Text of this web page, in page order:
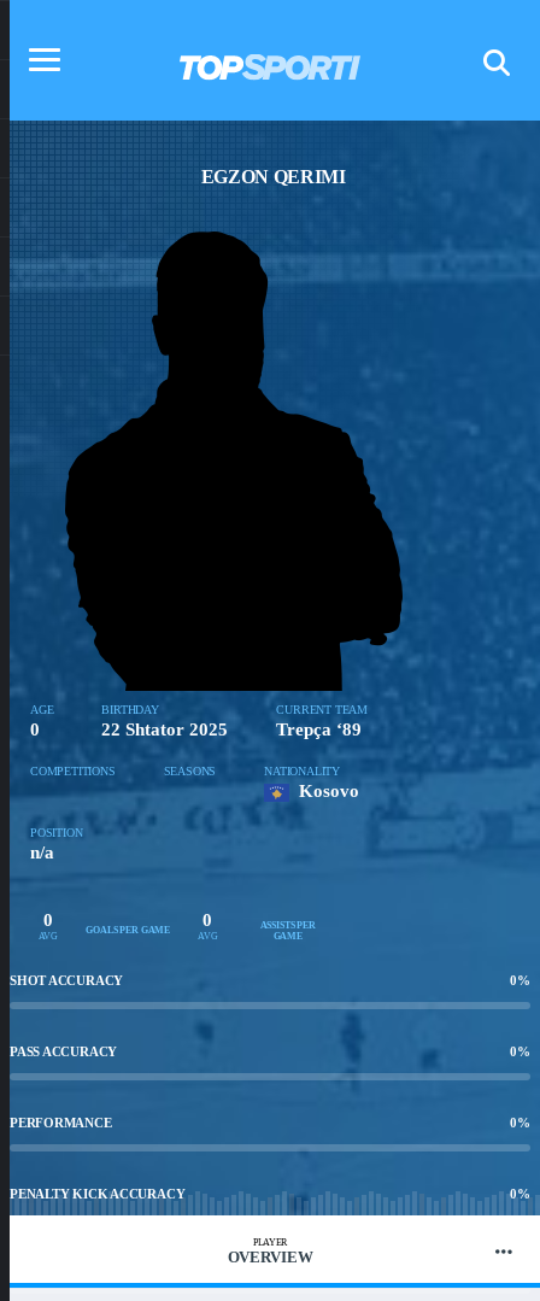
EGZON QERIMI
AGE
0
BIRTHDAY
22 Shtator 2025
CURRENT TEAM
Trepça ‘89
COMPETITIONS SEASONS NATIONALITY
Kosovo
POSITION
n/a
0
AVG GOALS PER GAME
0
AVG
ASSISTS PER
GAME
SHOT ACCURACY 0%
PASS ACCURACY 0%
PERFORMANCE 0%
PENALTY KICK ACCURACY 0%
PLAYER
OVERVIEW